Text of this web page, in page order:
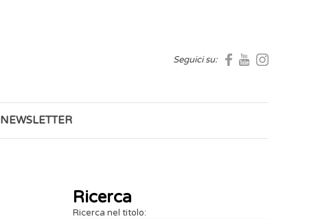
Seguici su:
NEWSLETTER
Ricerca
Ricerca nel titolo: